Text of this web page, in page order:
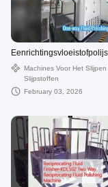
Machines Voor Het Slijpen
Slijpstoffen
February 03, 2026